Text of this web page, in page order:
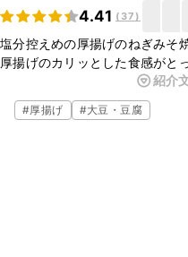
4.41 ( 37)
塩分控えめの厚揚げのねぎみそ
厚揚げのカリッとした食感がと
はお魚やお肉に塗ってもおいし
でぜひお試しください。
紹介
#厚揚げ #大豆・豆腐